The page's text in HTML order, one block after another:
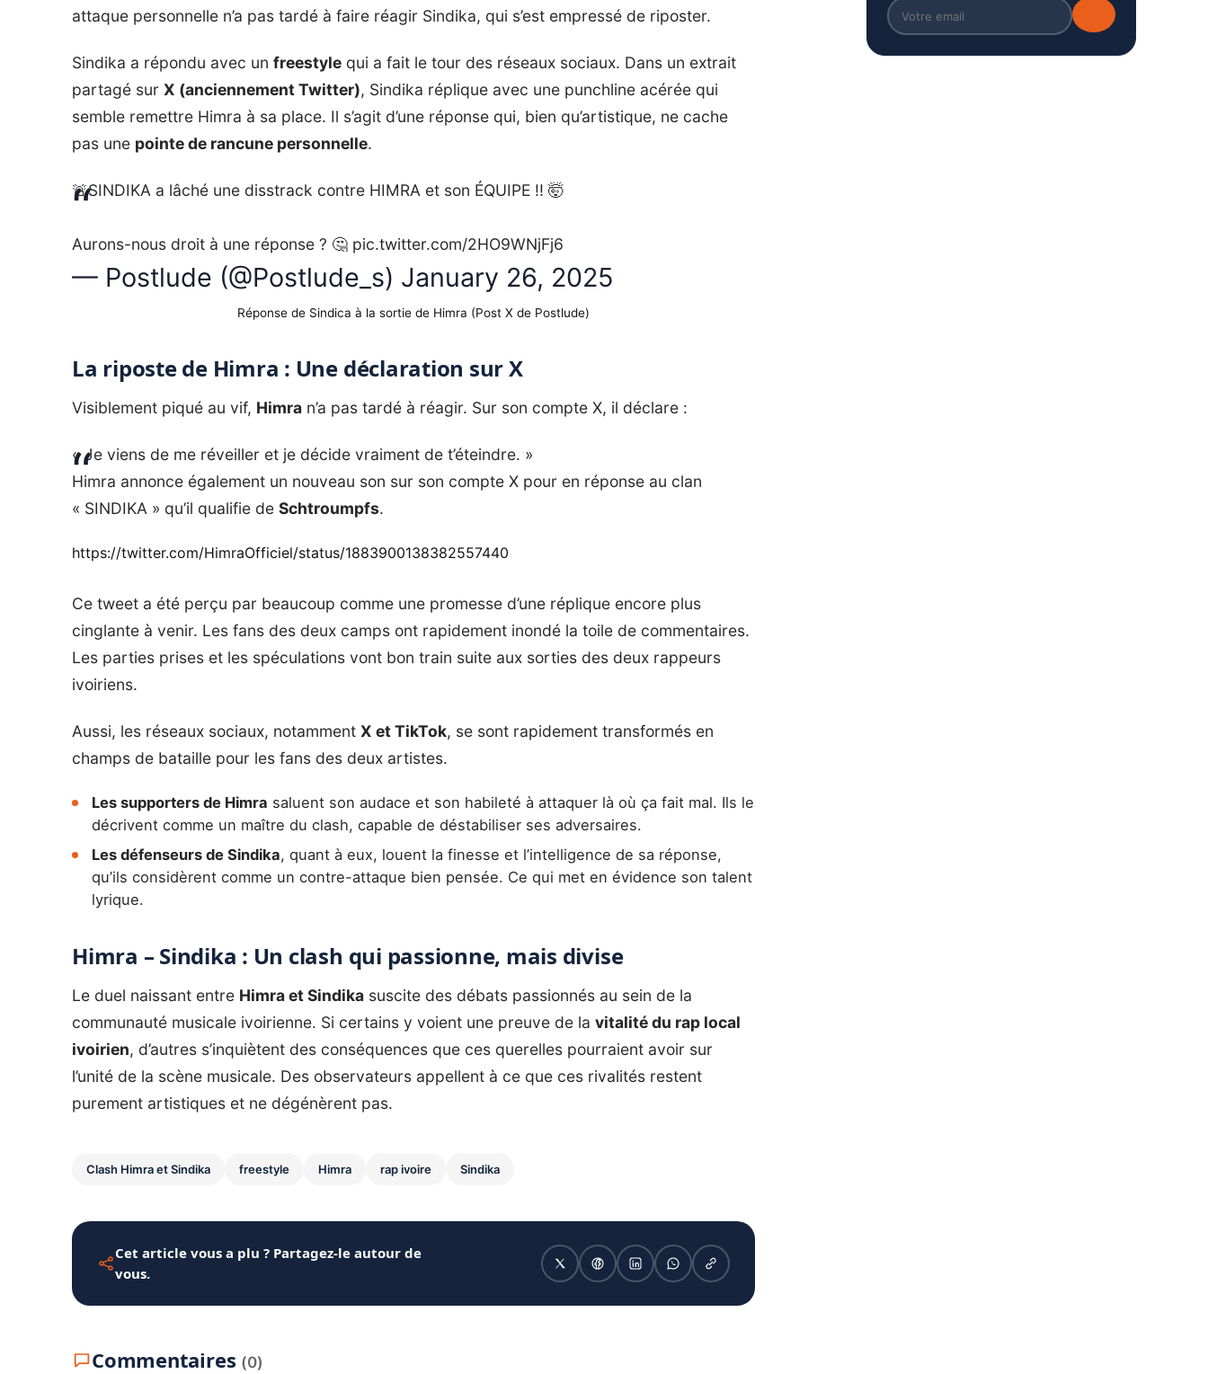
attaque personnelle n’a pas tardé à faire réagir Sindika, qui s’est empressé de riposter.
Sindika a répondu avec un freestyle qui a fait le tour des réseaux sociaux. Dans un extrait
partagé sur X (anciennement Twitter), Sindika réplique avec une punchline acérée qui
semble remettre Himra à sa place. Il s’agit d’une réponse qui, bien qu’artistique, ne cache
pas une pointe de rancune personnelle.
🚨SINDIKA a lâché une disstrack contre HIMRA et son ÉQUIPE !! 🤯
Aurons-nous droit à une réponse ? 🤔 pic.twitter.com/2HO9WNjFj6
— Postlude (@Postlude_s) January 26, 2025
Réponse de Sindica à la sortie de Himra (Post X de Postlude)
La riposte de Himra : Une déclaration sur X
Visiblement piqué au vif, Himra n’a pas tardé à réagir. Sur son compte X, il déclare :
« Je viens de me réveiller et je décide vraiment de t’éteindre. »
Himra annonce également un nouveau son sur son compte X pour en réponse au clan
« SINDIKA » qu’il qualifie de Schtroumpfs.
https://twitter.com/HimraOfficiel/status/1883900138382557440
Ce tweet a été perçu par beaucoup comme une promesse d’une réplique encore plus
cinglante à venir. Les fans des deux camps ont rapidement inondé la toile de commentaires.
Les parties prises et les spéculations vont bon train suite aux sorties des deux rappeurs
ivoiriens.
Aussi, les réseaux sociaux, notamment X et TikTok, se sont rapidement transformés en
champs de bataille pour les fans des deux artistes.
Les supporters de Himra saluent son audace et son habileté à attaquer là où ça fait mal. Ils le
décrivent comme un maître du clash, capable de déstabiliser ses adversaires.
Les défenseurs de Sindika, quant à eux, louent la finesse et l’intelligence de sa réponse,
qu’ils considèrent comme un contre-attaque bien pensée. Ce qui met en évidence son talent
lyrique.
Himra – Sindika : Un clash qui passionne, mais divise
Le duel naissant entre Himra et Sindika suscite des débats passionnés au sein de la
communauté musicale ivoirienne. Si certains y voient une preuve de la vitalité du rap local
ivoirien, d’autres s’inquiètent des conséquences que ces querelles pourraient avoir sur
l’unité de la scène musicale. Des observateurs appellent à ce que ces rivalités restent
purement artistiques et ne dégénèrent pas.
Clash Himra et Sindika freestyle Himra rap ivoire Sindika
Cet article vous a plu ? Partagez-le autour de
vous.
Commentaires (0)